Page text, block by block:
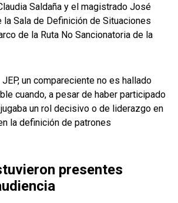
Saldaña y el magistrado José
la Sala de Definición de Situaciones
de la Ruta No Sancionatoria de la
un compareciente no es hallado
cuando, a pesar de haber participado
un rol decisivo o de liderazgo en
la definición de patrones
presentes